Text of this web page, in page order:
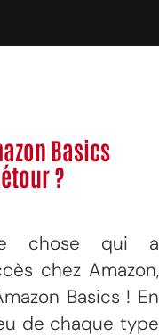
Basics
?
chose qui a
chez Amazon,
Basics ! En
de chaque type